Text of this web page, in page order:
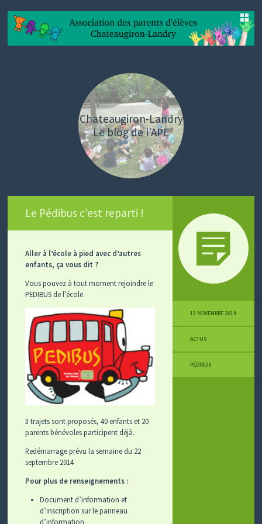
Chateaugiron-Landry
Le blog de l'APE
SKIP
Le Pédibus c’est reparti !
Aller à l’école à pied avec d’autres
enfants, ça vous dit ?
Vous pouvez à tout moment rejoindre le
PEDIBUS de l’école.
3 trajets sont proposés, 40 enfants et 20
parents bénévoles participent déjà.
Redémarrage prévu la semaine du 22
septembre 2014
Pour plus de renseignements :
Document d’information et
d’inscription sur le panneau
d’information
13 NOVEMBRE 2014
ACTUS
PÉDIBUS